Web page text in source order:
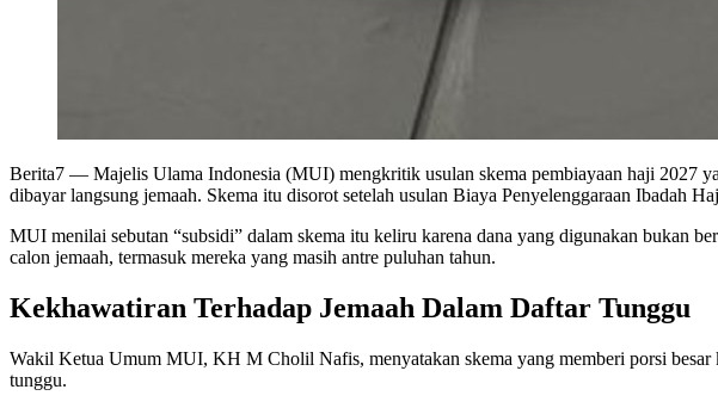
Berita7 — Majelis Ulama Indonesia (MUI) mengkritik usulan skema pembiayaan haji 2027
dibayar langsung jemaah. Skema itu disorot setelah usulan Biaya Penyelenggaraan Ibadah
MUI menilai sebutan “subsidi” dalam skema itu keliru karena dana yang digunakan bukan
calon jemaah, termasuk mereka yang masih antre puluhan tahun.
Kekhawatiran Terhadap Jemaah Dalam Daftar Tunggu
Wakil Ketua Umum MUI, KH M Cholil Nafis, menyatakan skema yang memberi porsi besar
tunggu.